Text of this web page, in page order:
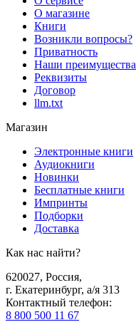
О магазине
Книги
Возникли вопросы?
Приватность
Наши преимущества
Реквизиты
Договор
llm.txt
Магазин
Электронные книги
Аудиокниги
Новинки
Бесплатные книги
Импринты
Подборки
Доставка
Как нас найти?
620027, Россия,
г. Екатеринбург, а/я 313
Контактный телефон:
8 800 500 11 67